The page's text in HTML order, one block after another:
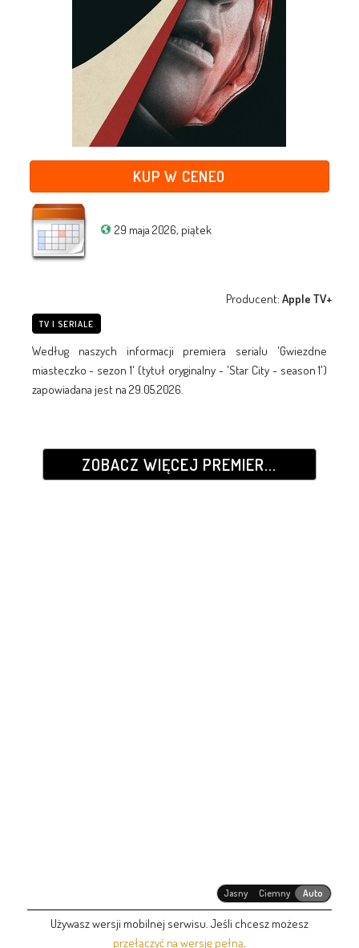
KUP W CENEO
29 maja 2026, piątek
Producent:Apple TV+
TV I SERIALE
Według naszych informacji premiera serialu 'Gwiezdne
miasteczko - sezon 1' (tytuł oryginalny - 'Star City - season 1')
zapowiadana jest na 29.05.2026.
ZOBACZ WIĘCEJ PREMIER...
Jasny Ciemny Auto
Używasz wersji mobilnej serwisu. Jeśli chcesz możesz
przełączyć na wersję pełną